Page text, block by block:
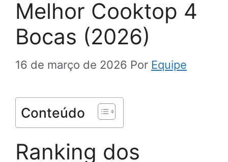
Melhor Cooktop 4
Bocas (2026)
16 de março de 2026 Por Equipe
Conteúdo
Ranking dos